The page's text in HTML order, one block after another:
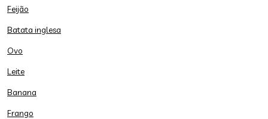
Feijão
Batata inglesa
Ovo
Leite
Banana
Frango